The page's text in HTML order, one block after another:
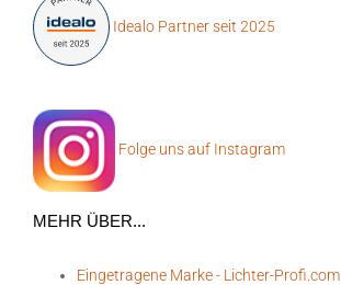
Idealo Partner seit 2025
Folge uns auf Instagram
MEHR ÜBER...
Eingetragene Marke - Lichter-Profi.com